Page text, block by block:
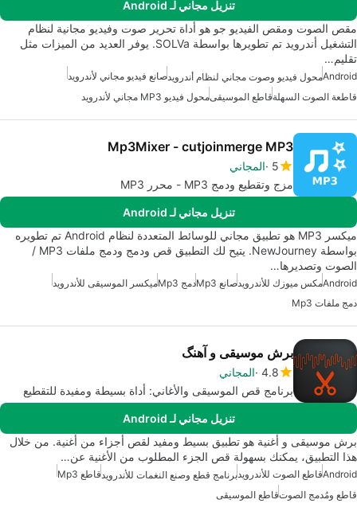
تنزيل مجاني لـ Android
مقص الصوت ومقص الفيديو جو هو أداة تحرير صوت وفيديو مجانية لنظام
التشغيل أندرويد تم تطويرها بواسطة SOLVa. يوفر العديد من الميزات مثل
تقليم…
Androidمحول فيديو وصوت مجاني لنظام أندرويدصانع فيديو مجاني لأندرويد
قاطعة الصوت السهلةقاطع الموسيقىمحول فيديو MP3 مجاني لأندرويد
Mp3Mixer - cutjoinmerge MP3
5 المجاني
مزج وتقطيع ودمج MP3 - محرر MP3
تنزيل مجاني لـ Android
ميكسر MP3 هو تطبيق مجاني للوسائط المتعددة لنظام Android تم تطويره
بواسطة NewJourney. يتيح لك التطبيق قص ودمج ودمج ملفات MP3 /
الصوت وتصديرها…
Androidمكس ميوزك للأندرويدصانع Mp3 دمج Mp3
ميكسر الموسيقى للأندرويد
دمج ملفات Mp3
برش موسیقی و آهنگ
4.8 المجاني
برنامج قص الموسيقى والأغاني: أداة بسيطة ومفيدة للتقطيع
تنزيل مجاني لـ Android
برش موسيقى و أغنية هو تطبيق بسيط ومفيد لقص أجزاء من أغنية. من خلال
هذا التطبيق، يمكنك بسهولة قص الجزء المطلوب من الأغنية عن…
Androidقاطع الصوت للأندرويدبرنامج قطع وصنع النغمات للأندرويد قاطع Mp3
قاطع ومُدمج الصوتقاطع الموسيقى